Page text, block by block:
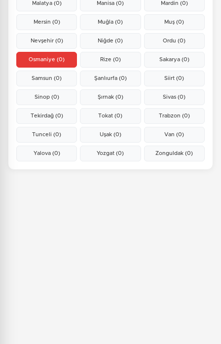
Malatya (0) Manisa(0) Mardin (0)
Mersin (0) Muğla(0) Muş(0)
Nevşehir (0) Niğde(0) Ordu(0)
Osmaniye(0) Rize (0) Sakarya (0)
Samsun(0) Şanlıurfa (0) Siirt(0)
Sinop (0) Şırnak (0) Sivas(0)
Tekirdağ (0) Tokat(0) Trabzon (0)
Tunceli(0) Uşak (0) Van(0)
Yalova (0) Yozgat(0) Zonguldak(0)